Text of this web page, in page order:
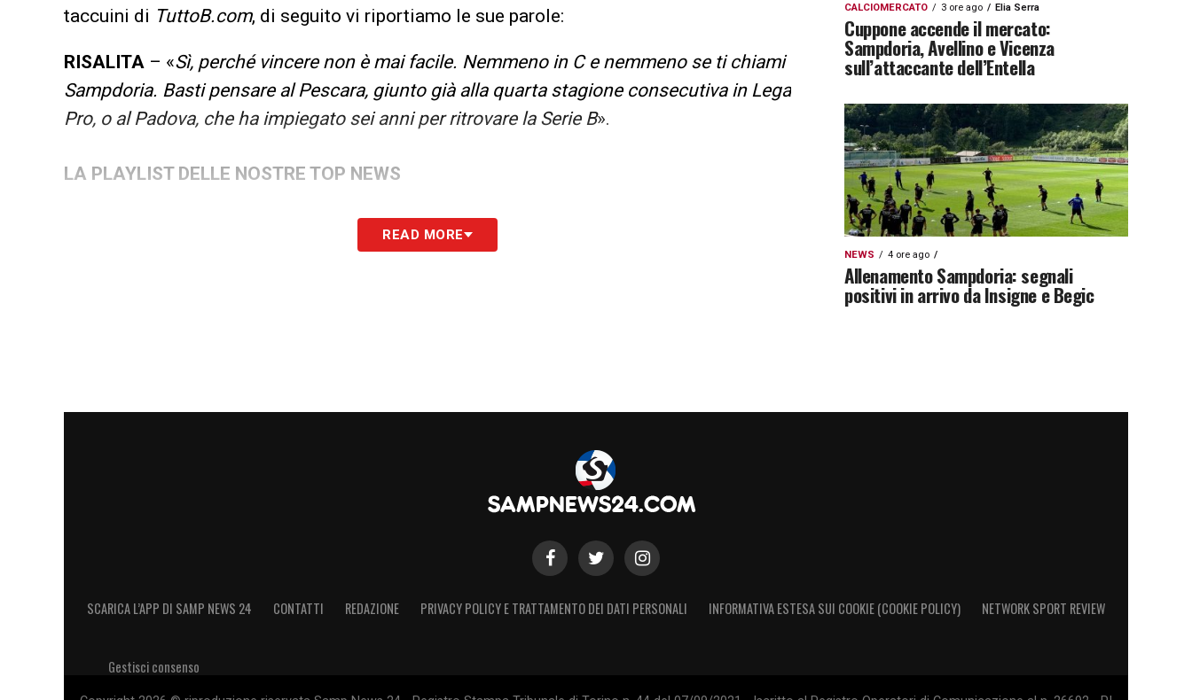
taccuini di TuttoB.com, di seguito vi riportiamo le sue parole:
RISALITA – «Sì, perché vincere non è mai facile. Nemmeno in C e nemmeno se ti chiami
Sampdoria. Basti pensare al Pescara, giunto già alla quarta stagione consecutiva in Lega
Pro, o al Padova, che ha impiegato sei anni per ritrovare la Serie B».
LA PLAYLIST DELLE NOSTRE TOP NEWS
READ MORE
CALCIOMERCATO 3 ore ago Elia Serra
Cuppone accende il mercato:
Sampdoria, Avellino e Vicenza
sull’attaccante dell’Entella
NEWS 4 ore ago
Allenamento Sampdoria: segnali
positivi in arrivo da Insigne e Begic
SCARICA L’APP DI SAMP NEWS 24 CONTATTI REDAZIONE PRIVACY POLICY E TRATTAMENTO DEI DATI PERSONALI INFORMATIVA ESTESA SUI COOKIE (COOKIE POLICY) NETWORK SPORT REVIEW
Gestisci consenso